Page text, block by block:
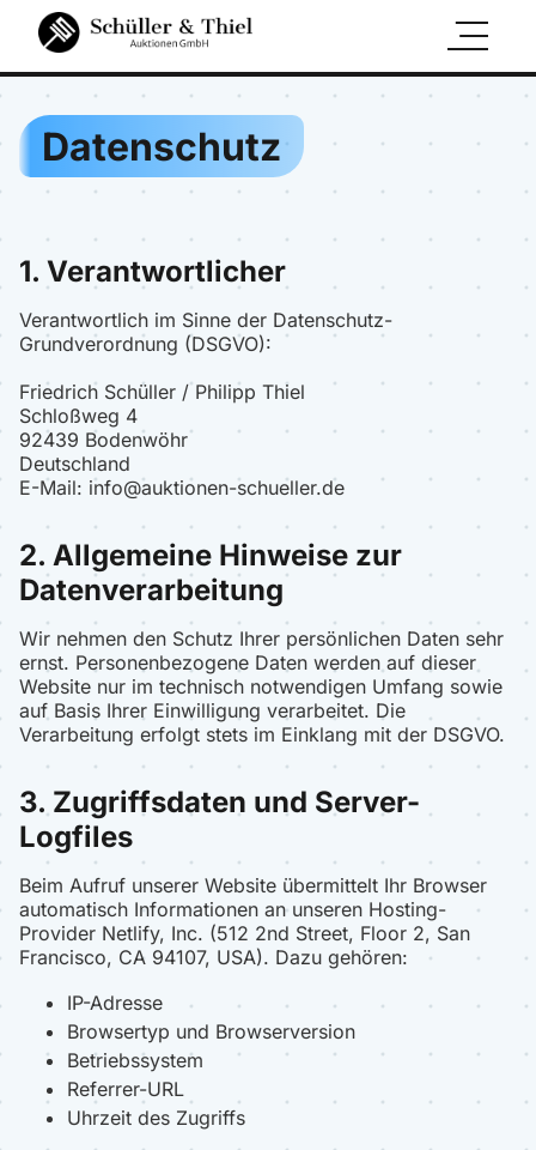
Datenschutz
1. Verantwortlicher
Verantwortlich im Sinne der Datenschutz-
Grundverordnung (DSGVO):
Friedrich Schüller / Philipp Thiel
Schloßweg 4
92439 Bodenwöhr
Deutschland
E-Mail: info@auktionen-schueller.de
2. Allgemeine Hinweise zur
Datenverarbeitung
Wir nehmen den Schutz Ihrer persönlichen Daten sehr
ernst. Personenbezogene Daten werden auf dieser
Website nur im technisch notwendigen Umfang sowie
auf Basis Ihrer Einwilligung verarbeitet. Die
Verarbeitung erfolgt stets im Einklang mit der DSGVO.
3. Zugriffsdaten und Server-
Logfiles
Beim Aufruf unserer Website übermittelt Ihr Browser
automatisch Informationen an unseren Hosting-
Provider Netlify, Inc. (512 2nd Street, Floor 2, San
Francisco, CA 94107, USA). Dazu gehören:
IP-Adresse
Browsertyp und Browserversion
Betriebssystem
Referrer-URL
Uhrzeit des Zugriffs